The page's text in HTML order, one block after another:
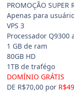
PROMOÇÃO SUPER
Apenas para
VPS 3
Processador Q9300
1 GB de ram
80GB HD
1TB de trafégo
DOMÍNIO GRÁTIS
DE R$70,00 por